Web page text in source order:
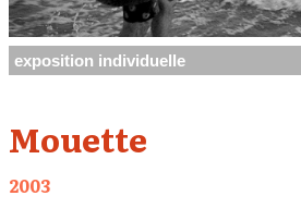
exposition individuelle
Mouette
2003